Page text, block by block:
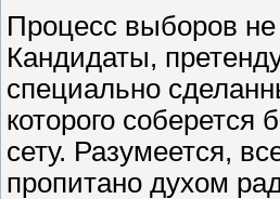
Процесс выборов
Кандидаты,
специально
которого
сету. Разумеется,
пропитано духом